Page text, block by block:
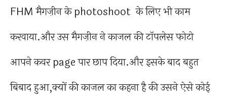
FHM मैगज़ीन के photoshoot के लिए भी काम
करवाया.और उस मैगज़ीन ने काजल की टॉपलेस फोटो
आपने कवर page पार छाप दिया.और इसके बाद बहुत
बिबाद हुआ,क्यों की काजल का कहना है की उसने ऐसे कोई